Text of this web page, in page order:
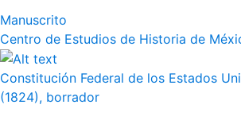
Manuscrito
Centro de Estudios de Historia de
Constitución Federal de los Estados
(1824), borrador